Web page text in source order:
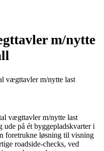
m/nytte
vægttavler m/nytte last
på ét byggepladskvarter i
foretrukne løsning til visning
roadside-checks, ved